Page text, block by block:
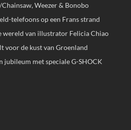
Weezer & Bonobo
telefoons op een Frans strand
wereld van illustrator Felicia Chiao
voor de kust van Groenland
jubileum met speciale G-SHOCK